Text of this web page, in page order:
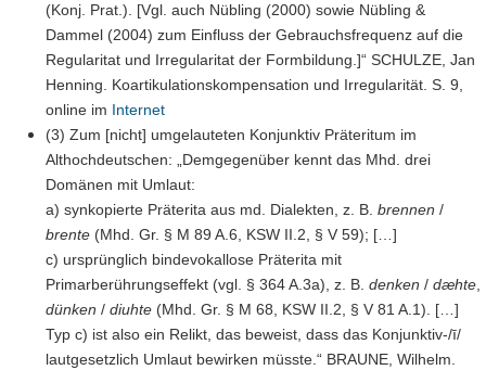
(Konj. Prat.). [Vgl. auch Nübling (2000) sowie Nübling &
Dammel (2004) zum Einfluss der Gebrauchsfrequenz auf die
Regularitat und Irregularitat der Formbildung.]“ SCHULZE, Jan
Henning. Koartikulationskompensation und Irregularität. S. 9,
online im
Internet
(3) Zum [nicht] umgelauteten Konjunktiv Präteritum im
Althochdeutschen: „Demgegenüber kennt das Mhd. drei
Domänen mit Umlaut:
a) synkopierte Präterita aus md. Dialekten, z. B.brennen/
brente (Mhd. Gr. § M 89 A.6, KSW II.2, § V 59); […]
c) ursprünglich bindevokallose Präterita mit
Primarberührungseffekt (vgl. § 364 A.3a), z. B.denken/dæhte,
dünken/diuhte (Mhd. Gr. § M 68, KSW II.2, § V 81 A.1). […]
Typ c) ist also ein Relikt, das beweist, dass das Konjunktiv-/ī/
lautgesetzlich Umlaut bewirken müsste.“ BRAUNE, Wilhelm.